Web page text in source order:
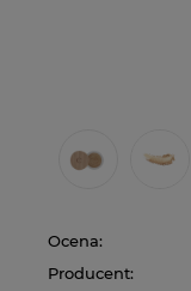
Ocena:
Producent: